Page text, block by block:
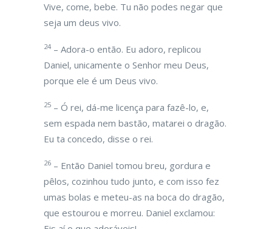
Vive, come, bebe. Tu não podes negar que
seja um deus vivo.
24 – Adora-o então. Eu adoro, replicou
Daniel, unicamente o Senhor meu Deus,
porque ele é um Deus vivo.
25 – Ó rei, dá-me licença para fazê-lo, e,
sem espada nem bastão, matarei o dragão.
Eu ta concedo, disse o rei.
26 – Então Daniel tomou breu, gordura e
pêlos, cozinhou tudo junto, e com isso fez
umas bolas e meteu-as na boca do dragão,
que estourou e morreu. Daniel exclamou: